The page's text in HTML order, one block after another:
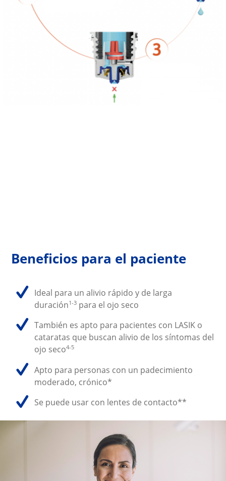
Beneficios para el paciente
Ideal para un alivio rápido y de larga
duración1-3 para el ojo seco
También es apto para pacientes con LASIK o
cataratas que buscan alivio de los síntomas del
ojo seco4-5
Apto para personas con un padecimiento
moderado, crónico*
Se puede usar con lentes de contacto**